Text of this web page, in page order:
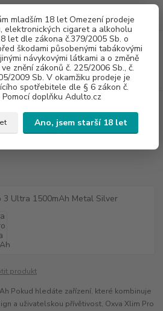
mladším 18 let Omezení prodeje
elektronických cigaret a alkoholu
let dle zákona č.379/2005 Sb. o
škodami působenými tabákovými
návykovými látkami a o změně
znění zákonů č. 225/2006 Sb., č.
2009 Sb. V okamžiku prodeje je
spotřebitele dle § 6 zákon č.
doplňku Adulto.cz
Ano, jsem starší 18 let
Menu
CZK
Hledat
za0 Kč
Xlim Pro 3 Ultra 1500mAh Metal Silver
3 Ultra 1500mAh
produkt
Pokud hledáte zařízení, které kombinuje
a uživatelskou přívětivost, Oxva Xlim Pro